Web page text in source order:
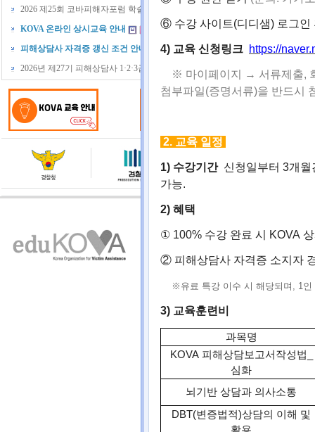
2026 제25회 코바피해자포럼 학술대회
KOVA 온라인 상시교육 안내
피해상담사 자격증 갱신 조건 안내
2026년 제27기 피해상담사 1·2·3급 전문…
⑥ 수강 사이트(디디샘) 로그인
4) 교육 신청링크 https://
※ 마이페이지 → 서류제출,
첨부파일(증명서류)을 반드시
2. 교육 일정
1) 수강기간 신청일부터 3개
가능.
2) 혜택
① 100% 수강 완료 시 KOVA
② 피해상담사 자격증 소지자
※ 유료 특강 이수 시 해당되며 , 1인
3) 교육훈련비
과목명
KOVA 피해상담보고서작성법
심화
뇌기반 상담과 의사소통
DBT(변증법적)상담의 이해 및
자격관리위원회소개
(04969) 서울특별시 광진구 아차산로
Tel02-3437-8700FAX02-
copyright (c) edukova.org all rights